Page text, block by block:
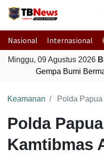
Nasional Internasional
Minggu, 09 Agustus 2026
Gempa Bumi
Keamanan Polda Papua
Polda
Kamtibmas